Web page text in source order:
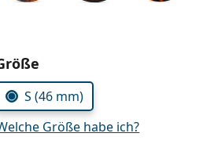
wählen
S (46 mm)
Größe habe ich?